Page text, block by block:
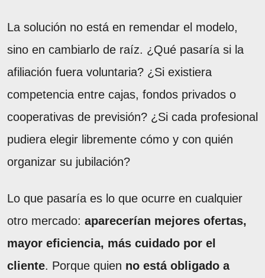
La solución no está en remendar el modelo,
sino en cambiarlo de raíz. ¿Qué pasaría si la
afiliación fuera voluntaria? ¿Si existiera
competencia entre cajas, fondos privados o
cooperativas de previsión? ¿Si cada profesional
pudiera elegir libremente cómo y con quién
organizar su jubilación?
Lo que pasaría es lo que ocurre en cualquier
otro mercado: aparecerían mejores ofertas,
mayor eficiencia, más cuidado por el
cliente. Porque quien no está obligado a